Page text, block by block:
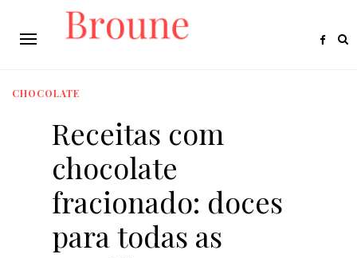
CHOCOLATE
Receitas com
chocolate
fracionado: doces
para todas as